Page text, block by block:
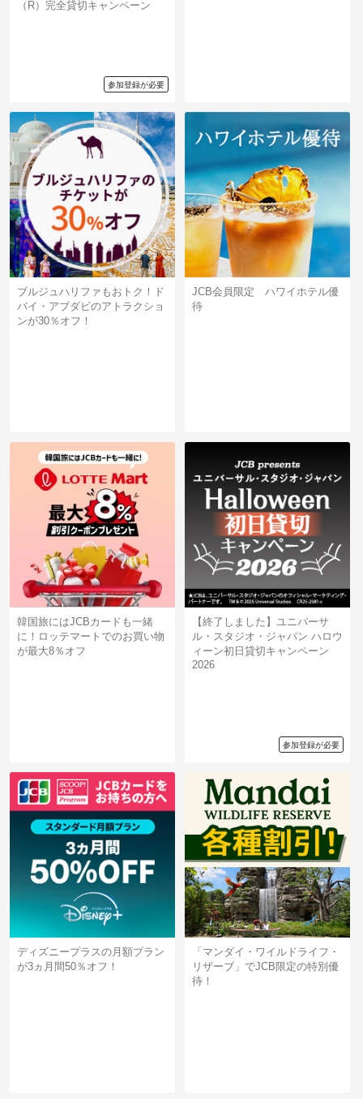
（R）完全貸切キャンペーン
参加登録が必要
ブルジュハリファもおトク！ド
バイ・アブダビのアトラクショ
ンが30％オフ！
韓国旅にはJCBカードも一緒
に！ロッテマートでのお買い物
が最大8％オフ
ディズニープラスの月額プラン
が3ヵ月間50％オフ！
JCB会員限定 ハワイホテル優
待
【終了しました】ユニバーサ
ル・スタジオ・ジャパン ハロウ
ィーン初日貸切キャンペーン
2026
参加登録が必要
「マンダイ・ワイルドライフ・
リザーブ」でJCB限定の特別優
待！